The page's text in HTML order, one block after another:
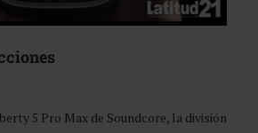
5 Pro Max de Soundcore, la división